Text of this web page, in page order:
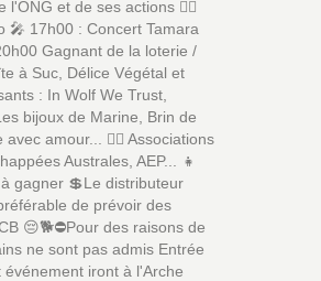
et de ses actions 👯‍♂️
🎤 17h00 : Concert Tamara
Gagnant de la loterie /
à Suc, Délice Végétal et
: In Wolf We Trust,
bijoux de Marine, Brin de
amour... 🙋‍♂️ Associations
Australes, AEP... 👧
gagner 💲Le distributeur
de prévoir des
😔🐕⛔Pour des raisons de
ne sont pas admis Entrée
iront à l'Arche